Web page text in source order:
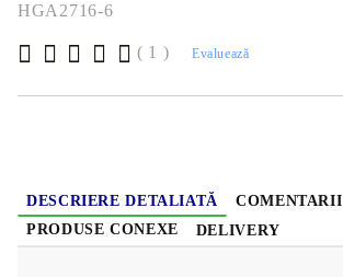
HGA2716-6
( 1 ) Evaluează
DESCRIERE DETALIATĂ
COMENTARII
PRODUSE CONEXE
DELIVERY